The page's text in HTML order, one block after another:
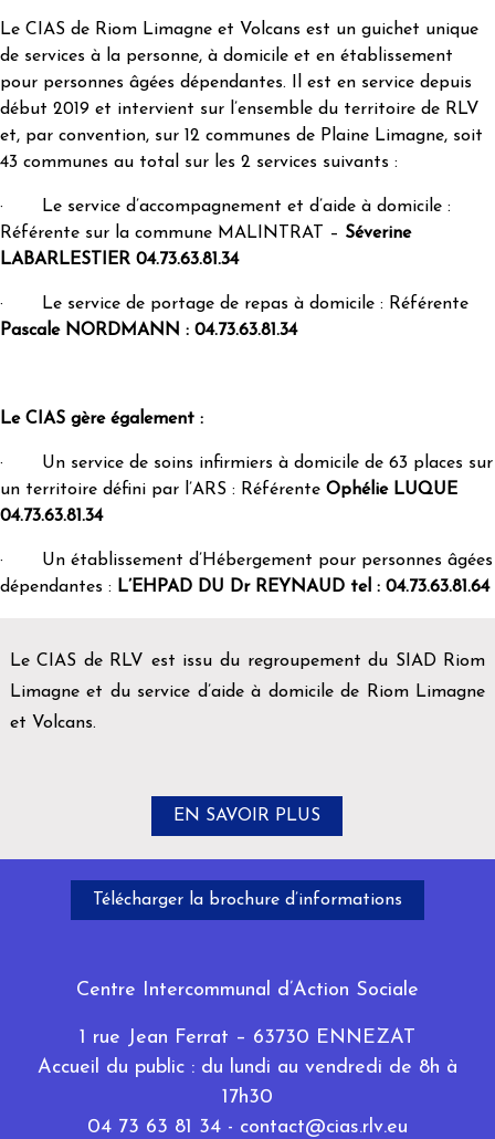
Le CIAS de Riom Limagne et Volcans est un guichet unique
de services à la personne, à domicile et en établissement
pour personnes âgées dépendantes. Il est en service depuis
début 2019 et intervient sur l’ensemble du territoire de RLV
et, par convention, sur 12 communes de Plaine Limagne, soit
43 communes au total sur les 2 services suivants :
· Le service d’accompagnement et d’aide à domicile :
Référente sur la commune MALINTRAT – Séverine
LABARLESTIER 04.73.63.81.34
· Le service de portage de repas à domicile : Référente
Pascale NORDMANN : 04.73.63.81.34
Le CIAS gère également :
· Un service de soins infirmiers à domicile de 63 places sur
un territoire défini par l’ARS : Référente Ophélie LUQUE
04.73.63.81.34
· Un établissement d’Hébergement pour personnes âgées
dépendantes : L’EHPAD DU Dr REYNAUD tel : 04.73.63.81.64
Le CIAS de RLV est issu du regroupement du SIAD Riom
Limagne et du service d’aide à domicile de Riom Limagne
et Volcans.
EN SAVOIR PLUS
Télécharger la brochure d’informations
Centre Intercommunal d’Action Sociale
1 rue Jean Ferrat – 63730 ENNEZAT
Accueil du public : du lundi au vendredi de 8h à
17h30
04 73 63 81 34 - contact@cias.rlv.eu